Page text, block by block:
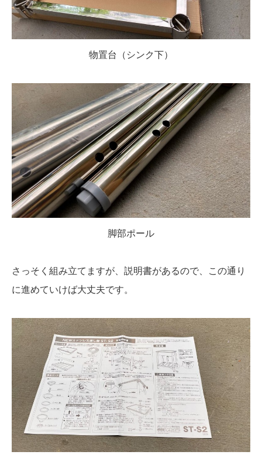
物置台（シンク下）
脚部ポール
さっそく組み立てますが、説明書があるので、この通り
に進めていけば大丈夫です。